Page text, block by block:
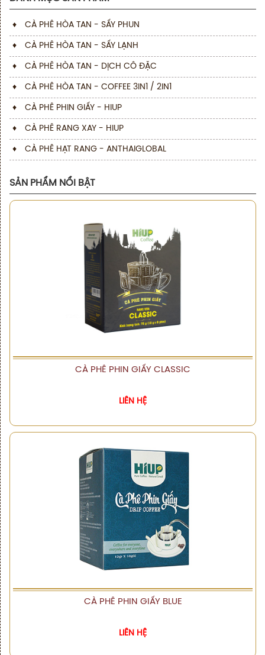
♦ CÀ PHÊ HÒA TAN - SẤY PHUN
♦ CÀ PHÊ HÒA TAN - SẤY LẠNH
♦ CÀ PHÊ HÒA TAN - DỊCH CÔ ĐẶC
♦ CÀ PHÊ HÒA TAN - COFFEE 3IN1 / 2IN1
♦ CÀ PHÊ PHIN GIẤY - HIUP
♦ CÀ PHÊ RANG XAY - HIUP
♦ CÀ PHÊ HẠT RANG - ANTHAIGLOBAL
SẢN PHẨM NỔI BẬT
CÀ PHÊ PHIN GIẤY CLASSIC
LIÊN HỆ
CÀ PHÊ PHIN GIẤY BLUE
LIÊN HỆ